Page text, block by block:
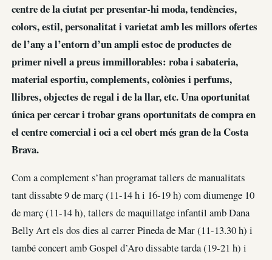
centre de la ciutat per presentar-himoda, tendències,
colors, estil, personalitat i varietat amb les millors ofertes
de l’any a l’entorn d’un ampli estoc de productes de
primer nivell a preus immillorables: roba i sabateria,
material esportiu, complements, colònies i perfums,
llibres, objectes de regal i de la llar, etc. Una oportunitat
única per cercar i trobar grans oportunitats de compra en
el centre comercial i oci a cel obert més gran de la Costa
Brava.
Com a complement s’han programat tallers de manualitats
tant dissabte 9 de març (11-14 h i 16-19 h) com diumenge 10
de març (11-14 h), tallers de maquillatge infantil amb Dana
Belly Art els dos dies al carrer Pineda de Mar (11-13.30 h) i
també concert amb Gospel d’Aro dissabte tarda (19-21 h) i